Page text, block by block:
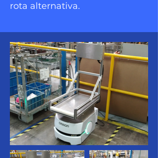
rota alternativa.